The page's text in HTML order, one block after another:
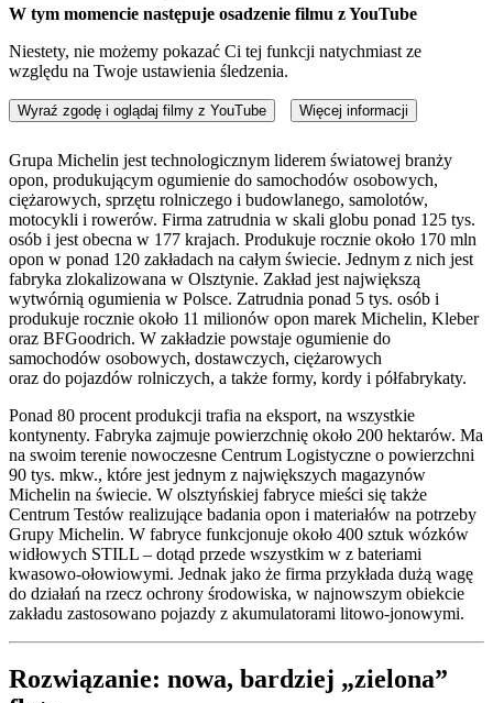
W tym momencie następuje osadzenie filmu z YouTube
Niestety, nie możemy pokazać Ci tej funkcji natychmiast ze
względu na Twoje ustawienia śledzenia.
Wyraź zgodę i oglądaj filmy z YouTube Więcej informacji
Grupa Michelin jest technologicznym liderem światowej branży
opon, produkującym ogumienie do samochodów osobowych,
ciężarowych, sprzętu rolniczego i budowlanego, samolotów,
motocykli i rowerów. Firma zatrudnia w skali globu ponad 125 tys.
osób i jest obecna w 177 krajach. Produkuje rocznie około 170 mln
opon w ponad 120 zakładach na całym świecie. Jednym z nich jest
fabryka zlokalizowana w Olsztynie. Zakład jest największą
wytwórnią ogumienia w Polsce. Zatrudnia ponad 5 tys. osób i
produkuje rocznie około 11 milionów opon marek Michelin, Kleber
oraz BFGoodrich. W zakładzie powstaje ogumienie do
samochodów osobowych, dostawczych, ciężarowych
oraz do pojazdów rolniczych, a także formy, kordy i półfabrykaty.
Ponad 80 procent produkcji trafia na eksport, na wszystkie
kontynenty. Fabryka zajmuje powierzchnię około 200 hektarów. Ma
na swoim terenie nowoczesne Centrum Logistyczne o powierzchni
90 tys. mkw., które jest jednym z największych magazynów
Michelin na świecie. W olsztyńskiej fabryce mieści się także
Centrum Testów realizujące badania opon i materiałów na potrzeby
Grupy Michelin. W fabryce funkcjonuje około 400 sztuk wózków
widłowych STILL – dotąd przede wszystkim w z bateriami
kwasowo-ołowiowymi. Jednak jako że firma przykłada dużą wagę
do działań na rzecz ochrony środowiska, w najnowszym obiekcie
zakładu zastosowano pojazdy z akumulatorami litowo-jonowymi.
Rozwiązanie: nowa, bardziej „zielona”